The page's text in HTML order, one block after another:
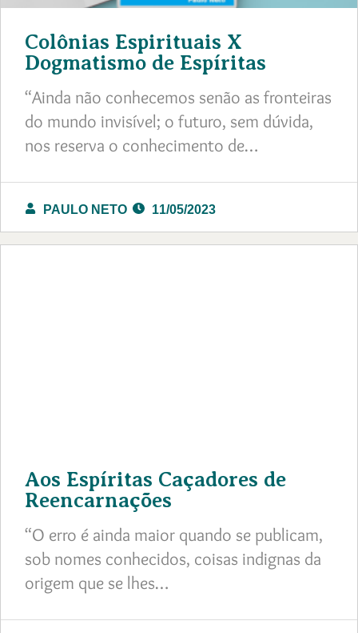
Colônias Espirituais X
Dogmatismo de Espíritas
“Ainda não conhecemos senão as fronteiras
do mundo invisível; o futuro, sem dúvida,
nos reserva o conhecimento de…
PAULO NETO 11/05/2023
Aos Espíritas Caçadores de
Reencarnações
“O erro é ainda maior quando se publicam,
sob nomes conhecidos, coisas indignas da
origem que se lhes…